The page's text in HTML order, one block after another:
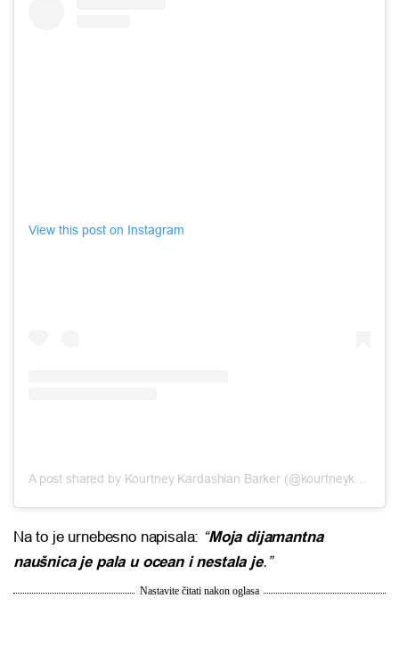
View this post on Instagram
Na to je urnebesno napisala: “Moja dijamantna
naušnica je pala u ocean i nestala je.”
Nastavite čitati nakon oglasa